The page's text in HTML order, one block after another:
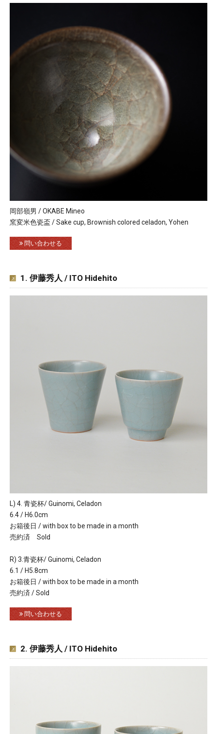
岡部嶺男 / OKABE Mineo
窯変米色瓷盃 / Sake cup, Brownish colored celadon, Yohen
問い合わせる
1. 伊藤秀人 / ITO Hidehito
L) 4. 青瓷杯/ Guinomi, Celadon
6.4 / H6.0cm
お箱後日 / with box to be made in a month
売約済 Sold
R) 3.青瓷杯/ Guinomi, Celadon
6.1 / H5.8cm
お箱後日 / with box to be made in a month
売約済 / Sold
問い合わせる
2. 伊藤秀人 / ITO Hidehito